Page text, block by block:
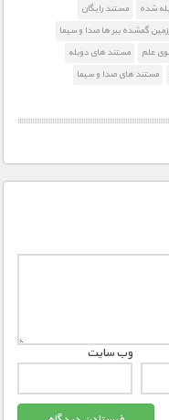
شده
مستند رایگان
گمشده ببر ها صدا و سیما
علم
مستند های دوبله
مستند های صدا و سیما
وب‌ سایت